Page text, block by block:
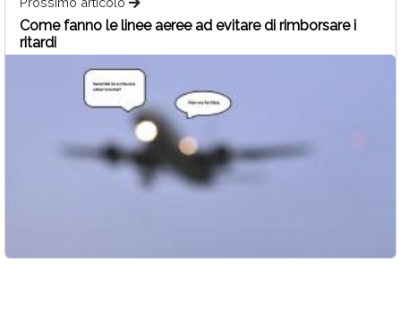
Come fanno le linee aeree ad evitare di rimborsare i
ritardi